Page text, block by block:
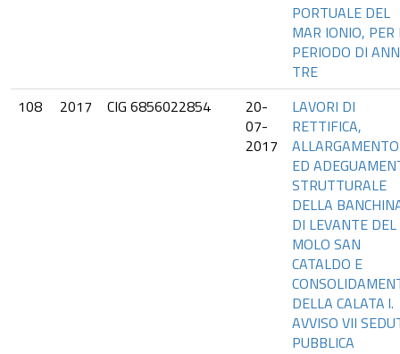
PORTUALE DEL
MAR IONIO, PER
PERIODO DI
TRE
108
2017 CIG 6856022854
20-
07-
2017
LAVORI DI
RETTIFICA,
ALLARGAMENTO
ED
STRUTTURALE
DELLA
DI LEVANTE DEL
MOLO SAN
CATALDO E
DELLA CALATA l.
AVVISO VII
PUBBLICA